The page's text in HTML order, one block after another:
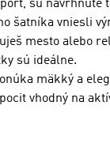
sú navrhnuté
šatníka vniesli
mesto alebo
sú ideálne.
mäkký a
vhodný na